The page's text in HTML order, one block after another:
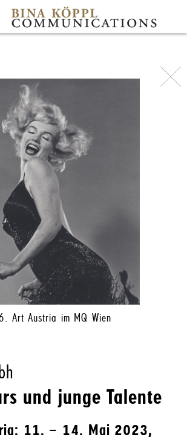
Art Austria im MQ Wien
und junge Talente
11. – 14. Mai 2023,